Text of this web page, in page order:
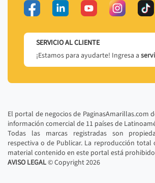
SERVICIO AL CLIENTE
¡Estamos para ayudarte! Ingresa a
El portal de negocios de PaginasAmarillas.com
información comercial de 11 países de
Todas las marcas registradas son
respectiva o de Publicar. La reproducción total
material contenido en este portal está
AVISO LEGAL© Copyright2026